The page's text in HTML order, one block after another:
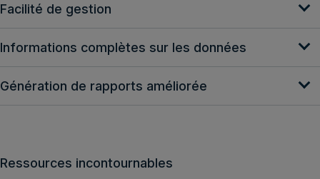
Facilité de gestion
Informations complètes sur les données
Génération de rapports améliorée
Ressources incontournables